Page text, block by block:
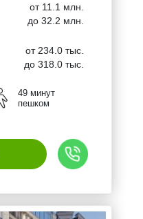
от 11.1 млн.
до 32.2 млн.
от 234.0 тыс.
до 318.0 тыс.
49 минут
пешком